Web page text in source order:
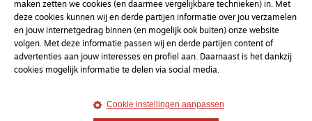
maken zetten we cookies (en daarmee vergelijkbare technieken) in. Met
deze cookies kunnen wij en derde partijen informatie over jou verzamelen
en jouw internetgedrag binnen (en mogelijk ook buiten) onze website
volgen. Met deze informatie passen wij en derde partijen content of
advertenties aan jouw interesses en profiel aan. Daarnaast is het dankzij
cookies mogelijk informatie te delen via social media.
Cookie instellingen aanpassen